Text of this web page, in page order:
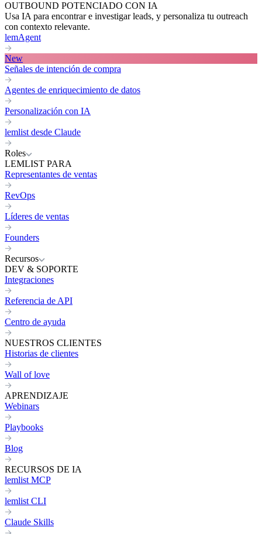
OUTBOUND POTENCIADO CON IA
Usa IA para encontrar e investigar leads, y personaliza tu outreach
con contexto relevante.
lemAgent
New
Señales de intención de compra
Agentes de enriquecimiento de datos
Personalización con IA
lemlist desde Claude
Roles
LEMLIST PARA
Representantes de ventas
RevOps
Líderes de ventas
Founders
Recursos
DEV & SOPORTE
Integraciones
Referencia de API
Centro de ayuda
NUESTROS CLIENTES
Historias de clientes
Wall of love
APRENDIZAJE
Webinars
Playbooks
Blog
RECURSOS DE IA
lemlist MCP
lemlist CLI
Claude Skills